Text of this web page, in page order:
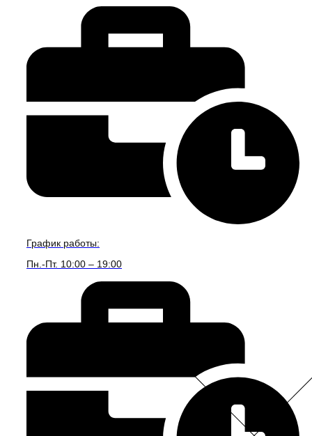
График работы:
Пн.-Пт. 10:00 – 19:00